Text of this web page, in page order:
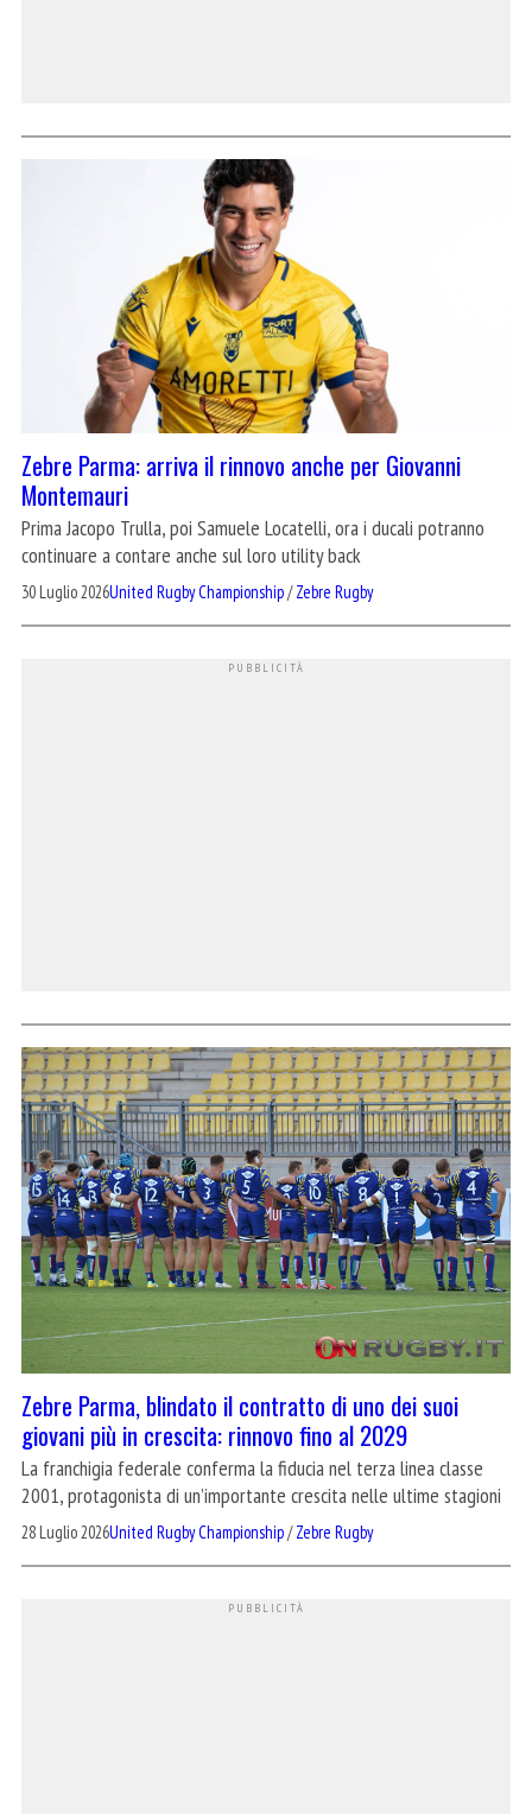
Zebre Parma: arriva il rinnovo anche per Giovanni
Montemauri
Prima Jacopo Trulla, poi Samuele Locatelli, ora i ducali potranno
continuare a contare anche sul loro utility back
30 Luglio 2026United Rugby Championship/Zebre Rugby
Zebre Parma, blindato il contratto di uno dei suoi
giovani più in crescita: rinnovo fino al 2029
La franchigia federale conferma la fiducia nel terza linea classe
2001, protagonista di un’importante crescita nelle ultime stagioni
28 Luglio 2026United Rugby Championship/Zebre Rugby